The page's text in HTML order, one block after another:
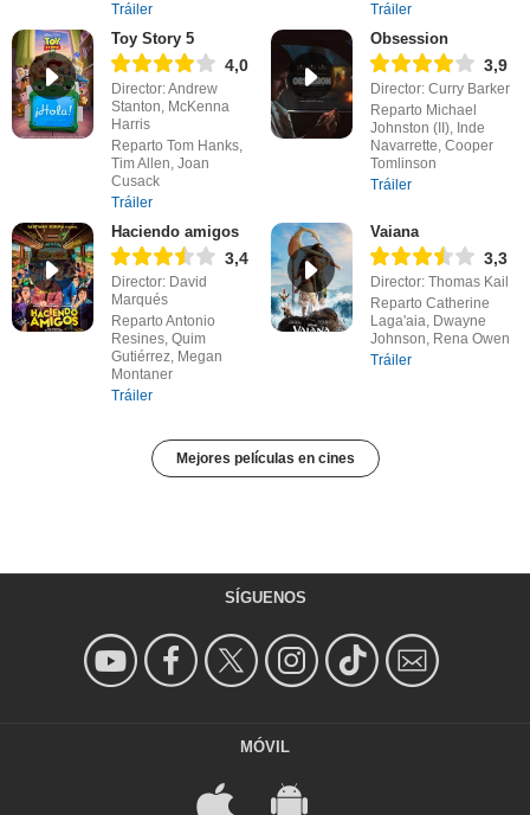
Tráiler
Tráiler
Toy Story 5
4,0
Director: Andrew
Stanton, McKenna
Harris
Reparto Tom Hanks,
Tim Allen, Joan
Cusack
Tráiler
Obsession
3,9
Director: Curry Barker
Reparto Michael
Johnston (II), Inde
Navarrette, Cooper
Tomlinson
Tráiler
Haciendo amigos
3,4
Director: David
Marqués
Reparto Antonio
Resines, Quim
Gutiérrez, Megan
Montaner
Tráiler
Vaiana
3,3
Director: Thomas Kail
Reparto Catherine
Laga'aia, Dwayne
Johnson, Rena Owen
Tráiler
Mejores películas en cines
SÍGUENOS
MÓVIL